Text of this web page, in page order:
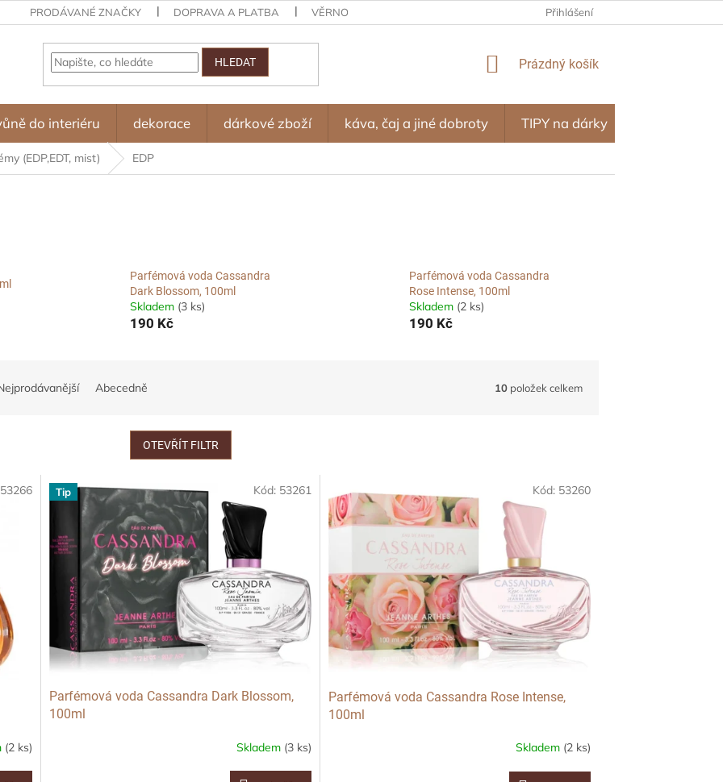
PRODÁVANÉ ZNAČKY DOPRAVA A PLATBA VĚRNOSTNÍ PROGRAM – ODMĚNY ZA NÁKUPY OBCHODNÍ PODMÍNKY
Přihlášení
HLEDAT
NÁKUPNÍ
Prázdný košík
do interiéru dekorace dárkové zboží káva, čaj a jiné dobroty TIPY na dárky
(EDP,EDT, mist) EDP
Parfémová voda Cassandra
Dark Blossom, 100ml
Skladem (3 ks)
190 Kč
Parfémová voda Cassandra
Rose Intense, 100ml
Skladem (2 ks)
190 Kč
Abecedně 10položek celkem
OTEVŘÍT FILTR
(2 ks)
53266 Tip
Parfémová voda Cassandra Dark Blossom,
100ml
Skladem (3 ks)
Kód: 53261
Parfémová voda Cassandra Rose Intense,
100ml
Skladem (2 ks)
Kód: 53260